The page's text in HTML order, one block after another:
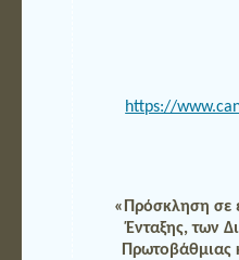
https://
«Πρόσκληση σε
Ένταξης, των
Πρωτοβάθμιας